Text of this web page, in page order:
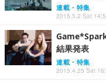
連載・特集
2015.5.2 Sat
Game*Spark
結果発表
連載・特集
2015.4.25 Sat